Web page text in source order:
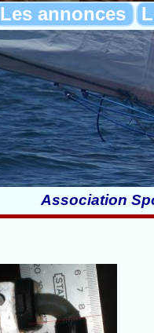
Les annonces
Association